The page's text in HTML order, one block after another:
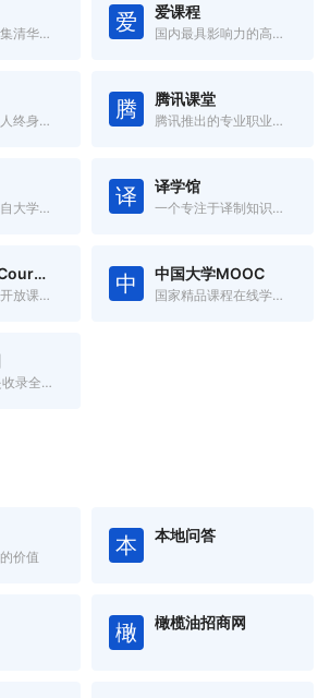
网易公开课汇集清华、北大、哈佛、耶鲁等世界名校共上千门课程 爱 爱课程
国内最具影响力的高等教育在线开放课程平台
一个专注于成人终身学习的在线教育平台 腾 腾讯课堂
腾讯推出的专业职业培训在线教育平台
搜索和浏览来自大学和在线学习提供者的在线课程。 译 译学馆
一个专注于译制知识视频的平台
MIT Open Courseware
麻省理工学院开放课程资源 中 中国大学MOOC
国家精品课程在线学习平台
MOOC中国是收录全球优秀开放式在线课程的中文慕课网
价值 本 本地问答
橄 橄榄油招商网